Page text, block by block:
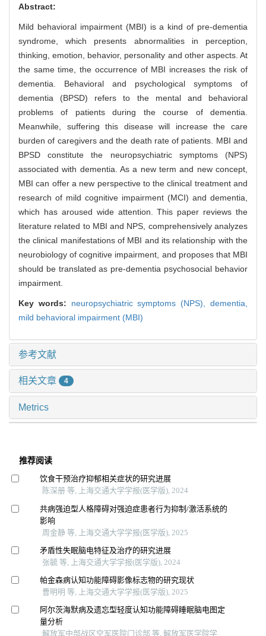
Abstract:
Mild behavioral impairment (MBI) is a kind of pre-dementia
syndrome, which presents abnormalities in perception,
thinking, emotion, behavior, personality and other aspects. At
the same time, the occurrence of MBI increases the risk of
dementia. Behavioral and psychological symptoms of
dementia (BPSD) refers to the mental and behavioral
problems of patients during the course of dementia.
Meanwhile, suffering this disease will increase the care
burden of caregivers and the death rate of patients. MBI and
BPSD constitute the neuropsychiatric symptoms (NPS)
associated with dementia. As a new term and new concept,
MBI can offer a new perspective to the clinical treatment and
research of mild cognitive impairment (MCI) and dementia,
which has aroused wide attention. This paper reviews the
literature related to MBI and NPS, comprehensively analyzes
the clinical manifestations of MBI and its relationship with the
neurobiology of cognitive impairment, and proposes that MBI
should be translated as pre-dementia psychosocial behavior
impairment.
Key words: neuropsychiatric symptoms (NPS),dementia,
mild behavioral impairment (MBI)
参考文献
相关文章 4
Metrics
推荐阅读
饮食干预治疗抑郁相关症状的研究进展
陈深册 等, 上海交通大学学报(医学版), 2024
共病强迫型人格障碍对强迫症患者行为抑制/激活系统的
影响
周金静 等, 上海交通大学学报(医学版), 2025
矛盾性失眠脑电特征及治疗的研究进展
张毓 等, 上海交通大学学报(医学版), 2024
帕金森病认知功能障碍影像标志物的研究现状
曹明明 等, 上海交通大学学报(医学版), 2025
阿尔茨海默病及遗忘型轻度认知功能障碍睡眠脑电图定
量分析
解放军中部战区空军医院门诊部 等, 解放军医学院学